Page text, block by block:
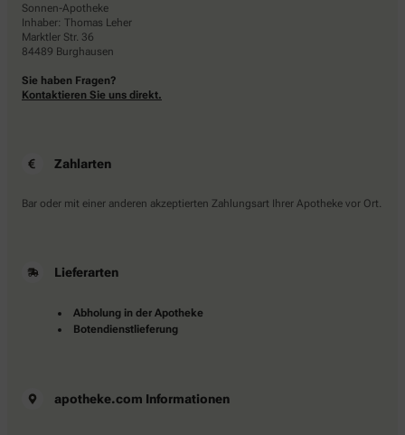
Sonnen-Apotheke
Inhaber: Thomas Leher
Marktler Str. 36
84489 Burghausen
Sie haben Fragen?
Kontaktieren Sie uns direkt.
Zahlarten
Bar oder mit einer anderen akzeptierten Zahlungsart Ihrer Apotheke vor Ort.
Lieferarten
Abholung in der Apotheke
Botendienstlieferung
apotheke.com Informationen